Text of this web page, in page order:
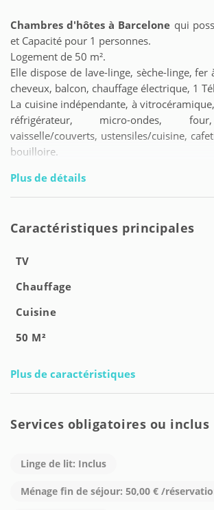
Chambres d'hôtes à Barcelone qui
et Capacité pour 1 personnes.
Logement de 50 m².
Elle dispose de lave-linge, sèche-linge, fer
cheveux, balcon, chauffage électrique, 1
La cuisine indépendante, à
réfrigérateur, micro-ondes,
vaisselle/couverts, ustensiles/cuisine,
bouilloire.
Plus de détails
Caractéristiques principales
TV
Chauffage
Cuisine
50 M²
Plus de caractéristiques
Services obligatoires ou inclus
Linge de lit: Inclus
Ménage fin de séjour: 50,00 € /